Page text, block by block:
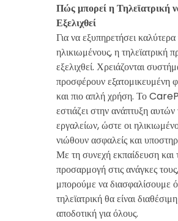
Πώς μπορεί η Τηλεϊατρική
Εξελιχθεί
Για να εξυπηρετήσει καλύτερα
ηλικιωμένους, η τηλεϊατρική
εξελιχθεί. Χρειάζονται
προσφέρουν εξατομικευμένη
και πιο απλή χρήση. Το
εστιάζει στην ανάπτυξη
εργαλείων, ώστε οι
νιώθουν ασφαλείς και
Με τη συνεχή εκπαίδευση και
προσαρμογή στις ανάγκες τους,
μπορούμε να διασφαλίσουμε
τηλεϊατρική θα είναι
αποδοτική για όλους.